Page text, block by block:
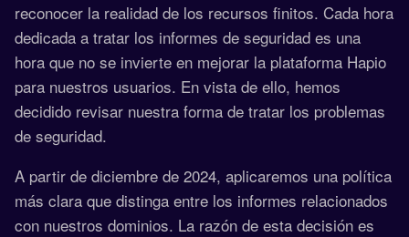
reconocer la realidad de los recursos finitos. Cada hora
dedicada a tratar los informes de seguridad es una
hora que no se invierte en mejorar la plataforma Hapio
para nuestros usuarios. En vista de ello, hemos
decidido revisar nuestra forma de tratar los problemas
de seguridad.
A partir de diciembre de 2024, aplicaremos una política
más clara que distinga entre los informes relacionados
con nuestros dominios. La razón de esta decisión es